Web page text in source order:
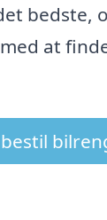
bedste,
at